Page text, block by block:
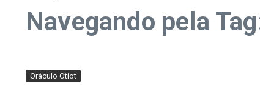
Navegando pela
Oráculo Otiot